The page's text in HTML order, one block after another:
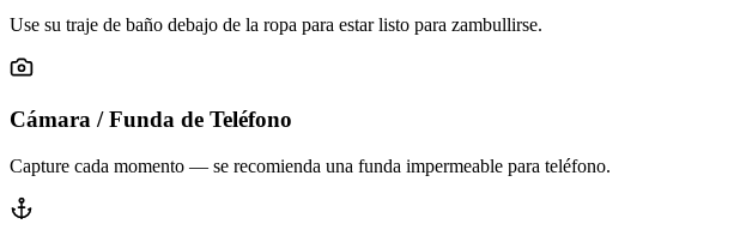
Use su traje de baño debajo de la ropa para estar listo para zambullirse.
Cámara / Funda de Teléfono
Capture cada momento — se recomienda una funda impermeable para teléfono.